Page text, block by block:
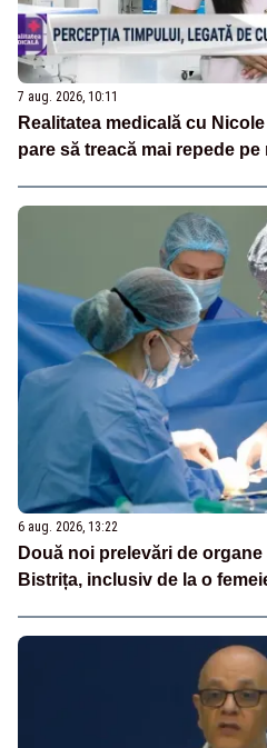
7 aug. 2026, 10:11
Realitatea medicală cu
pare să treacă mai repede
6 aug. 2026, 13:22
Două noi prelevări de
Bistrița, inclusiv de la o